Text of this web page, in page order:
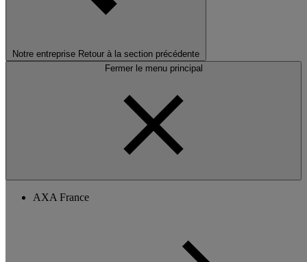
Notre entreprise Retour à la section précédente
Fermer le menu principal
AXA France